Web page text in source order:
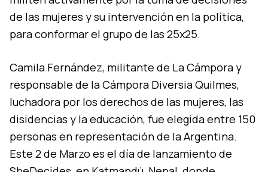
de las mujeres y su intervención en la polí­tica,
para conformar el grupo de las 25x25.
Camila Fernández, militante de La Cámpora y
responsable de la Cámpora Diversia Quilmes,
luchadora por los derechos de las mujeres, las
disidencias y la educación, fue elegida entre 150
personas en representación de la Argentina.
Este 2 de Marzo es el dí­a de lanzamiento de